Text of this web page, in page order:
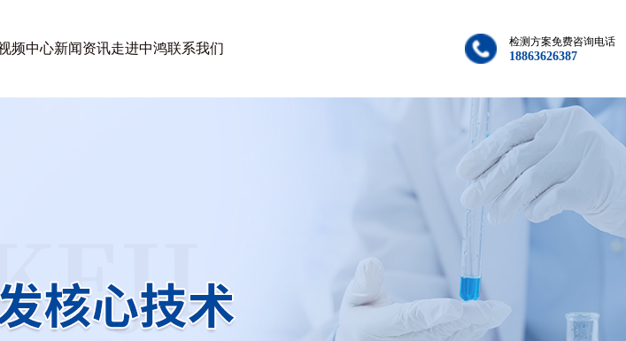
频中心新闻资讯走进中鸿联系我们 检测方案免费咨询电话
18863626387